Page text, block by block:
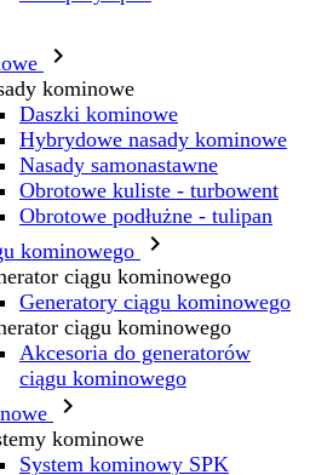

kominowe
Daszki kominowe
Hybrydowe nasady kominowe
Nasady samonastawne
Obrotowe kuliste - turbowent
Obrotowe podłużne - tulipan
kominowego

ciągu kominowego
Generatory ciągu kominowego
ciągu kominowego
Akcesoria do generatorów
ciągu kominowego

kominowe
System kominowy SPK